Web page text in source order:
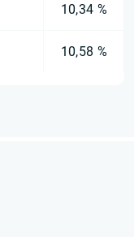
10,34 %
10,58 %